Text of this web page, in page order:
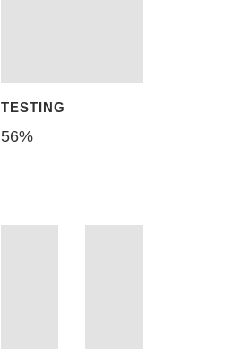
TESTING
56%